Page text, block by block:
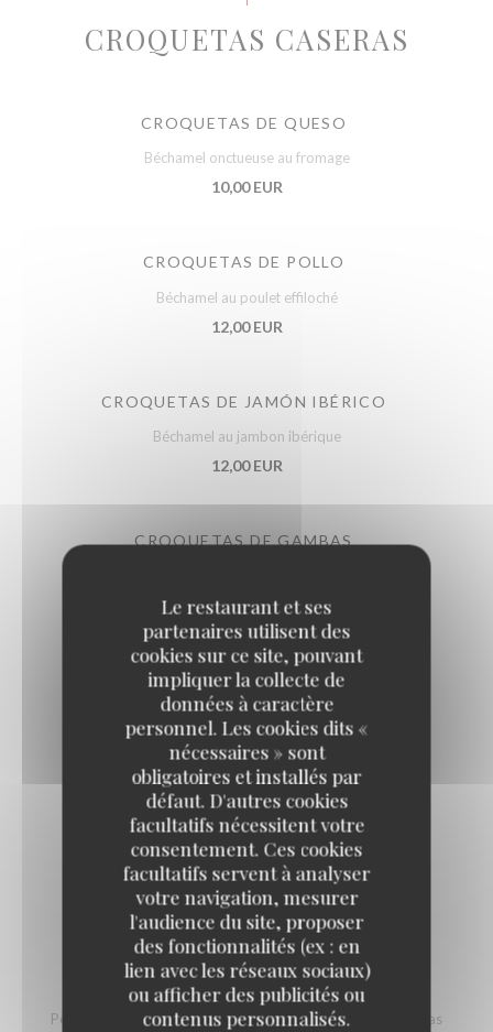
Le restaurant et ses
partenaires utilisent des
cookies sur ce site, pouvant
impliquer la collecte de
données à caractère
personnel. Les cookies dits «
nécessaires » sont
obligatoires et installés par
défaut. D'autres cookies
facultatifs nécessitent votre
consentement. Ces cookies
facultatifs servent à analyser
votre navigation, mesurer
l'audience du site, proposer
des fonctionnalités (ex : en
lien avec les réseaux sociaux)
ou afficher des publicités ou
contenus personnalisés.
CROQUETAS CASERAS
CROQUETAS DE QUESO
Béchamel onctueuse au fromage
10,00 EUR
CROQUETAS DE POLLO
Béchamel au poulet effiloché
12,00 EUR
CROQUETAS DE JAMÓN IBÉRICO
Béchamel au jambon ibérique
12,00 EUR
CROQUETAS DE GAMBAS
14,00 EUR
MAXI CROQUETAS (8 PIÈCES)
2 poulet, 2 fromage, 2 jambon ibérico, 2 épinards et noix
18,00 EUR
RACIONES CALIENTES
PIMIENTOS DEL PADRÓN
Petits poivrons verts doux, assaisonnés avec notre sel buenas